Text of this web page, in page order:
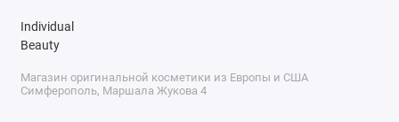
Individual
Beauty
Магазин оригинальной косметики из Европы и США
Симферополь, Маршала Жукова 4